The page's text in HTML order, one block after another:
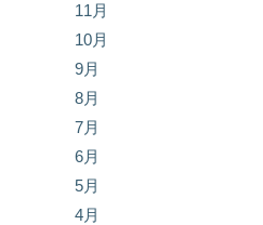
11月
10月
9月
8月
7月
6月
5月
4月